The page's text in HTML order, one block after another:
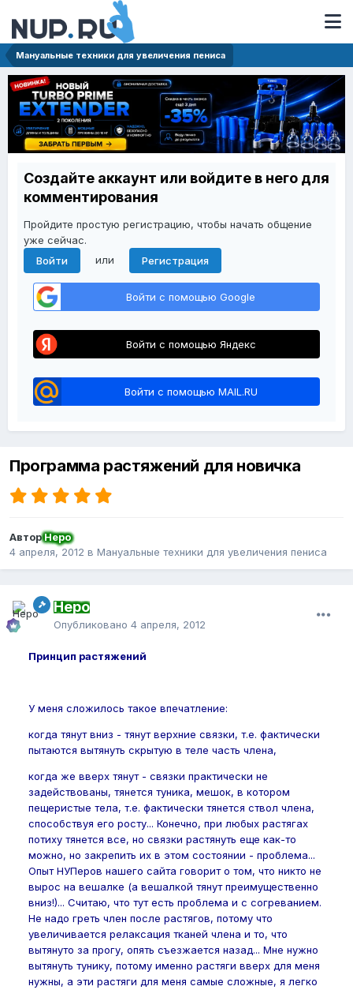
Мануальные техники для увеличения пениса
Создайте аккаунт или войдите в него для
комментирования
Пройдите простую регистрацию, чтобы начать общение
уже сейчас.
Войти
или Регистрация
Войти с помощью Google
Войти с помощью Яндекс
Войти с помощью MAIL.RU
Программа растяжений для новичка
АвторНеро
4 апреля, 2012 в Мануальные техники для увеличения пениса
Неро
Опубликовано 4 апреля, 2012
Принцип растяжений
У меня сложилось такое впечатление:
когда тянут вниз - тянут верхние связки, т.е. фактически
пытаются вытянуть скрытую в теле часть члена,
когда же вверх тянут - связки практически не
задействованы, тянется туника, мешок, в котором
пещеристые тела, т.е. фактически тянется ствол члена,
способствуя его росту... Конечно, при любых растягах
потиху тянется все, но связки растянуть еще как-то
можно, но закрепить их в этом состоянии - проблема...
Опыт НУПеров нашего сайта говорит о том, что никто не
вырос на вешалке (а вешалкой тянут преимущественно
вниз!)... Считаю, что тут есть проблема и с согреванием.
Не надо греть член после растягов, потому что
увеличивается релаксация тканей члена и то, что
вытянуто за прогу, опять съезжается назад... Мне нужно
вытянуть тунику, потому именно растяги вверх для меня
нужны, а эти растяги для меня самые сложные, я легко